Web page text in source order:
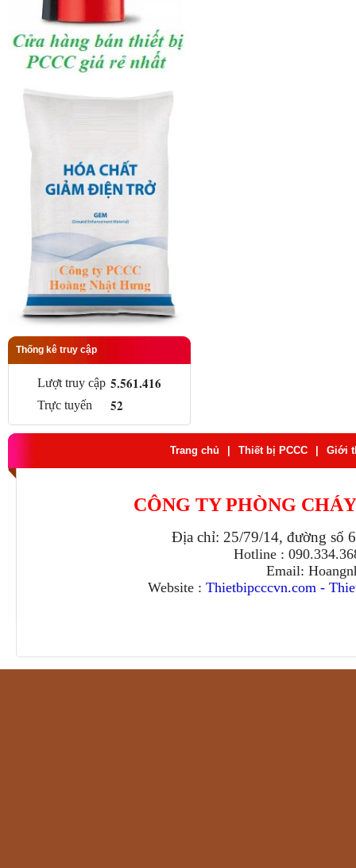
Thống kê truy cập
Lượt truy cập 5.561.416
Trực tuyến 52
Trang chủ Thiết bị PCCC Giới
CÔNG TY PHÒNG
Địa chỉ: 25/79/14, đường số
Hotline :
Email:
Website : Thietbipcccvn.com -